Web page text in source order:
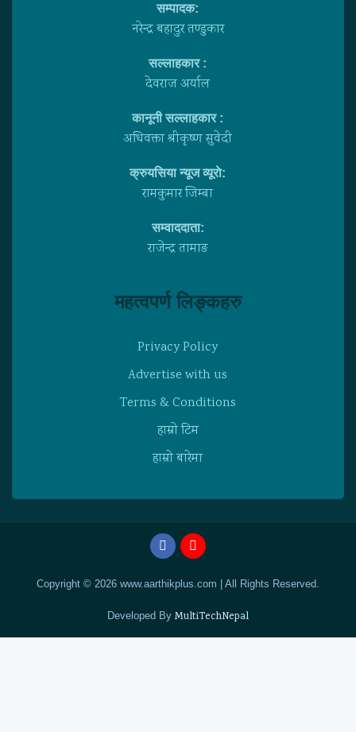
सम्पादक:
नरेन्द्र बहादुर तण्डुकार
सल्लाहकार :
देवराज अर्याल
कानूनी सल्लाहकार :
अधिवक्ता श्रीकृष्ण सुवेदी
क्रुयसिया न्यूज व्यूराे:
रामकुमार जिम्बा
सम्वाददाता:
राजेन्द्र तामाङ
महत्वपर्ण लिङ्कहरु
Privacy Policy
Advertise with us
Terms & Conditions
हाम्राे टिम
हाम्राे बारेमा
Copyright © 2026 www.aarthikplus.com | All Rights Reserved.
Developed By MultiTechNepal